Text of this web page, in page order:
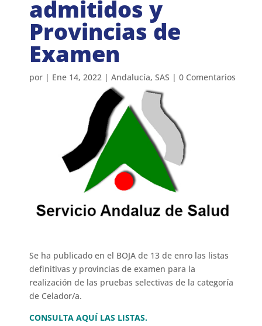
admitidos y
Provincias de
Examen
por | Ene 14, 2022 |Andalucía,SAS |0 Comentarios
Se ha publicado en el BOJA de 13 de enro las listas
definitivas y provincias de examen para la
realización de las pruebas selectivas de la categoría
de Celador/a.
CONSULTA AQUÍ LAS LISTAS.